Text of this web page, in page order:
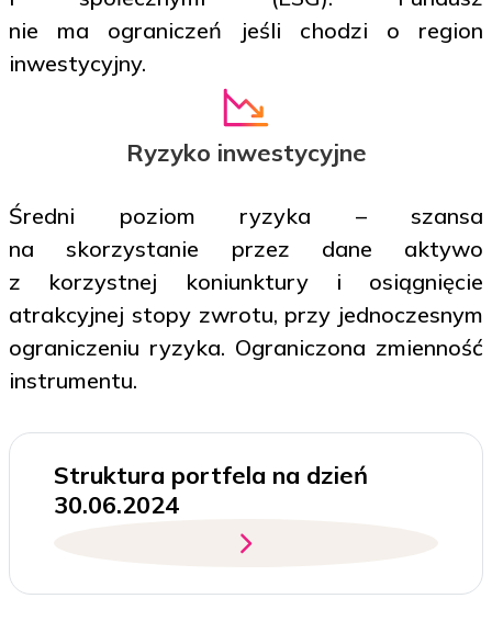
nie ma ograniczeń jeśli chodzi o region
inwestycyjny.
Ryzyko inwestycyjne
Średni poziom ryzyka – szansa
na skorzystanie przez dane aktywo
z korzystnej koniunktury i osiągnięcie
atrakcyjnej stopy zwrotu, przy jednoczesnym
ograniczeniu ryzyka. Ograniczona zmienność
instrumentu.
Struktura portfela na dzień
30.06.2024